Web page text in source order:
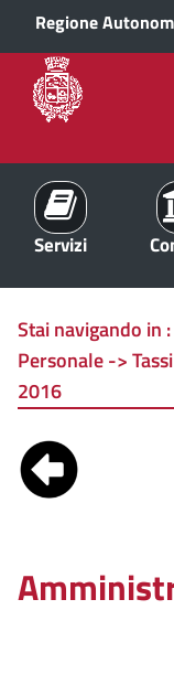
Regione
Servizi
Stai navigando in :
Personale ->
2016